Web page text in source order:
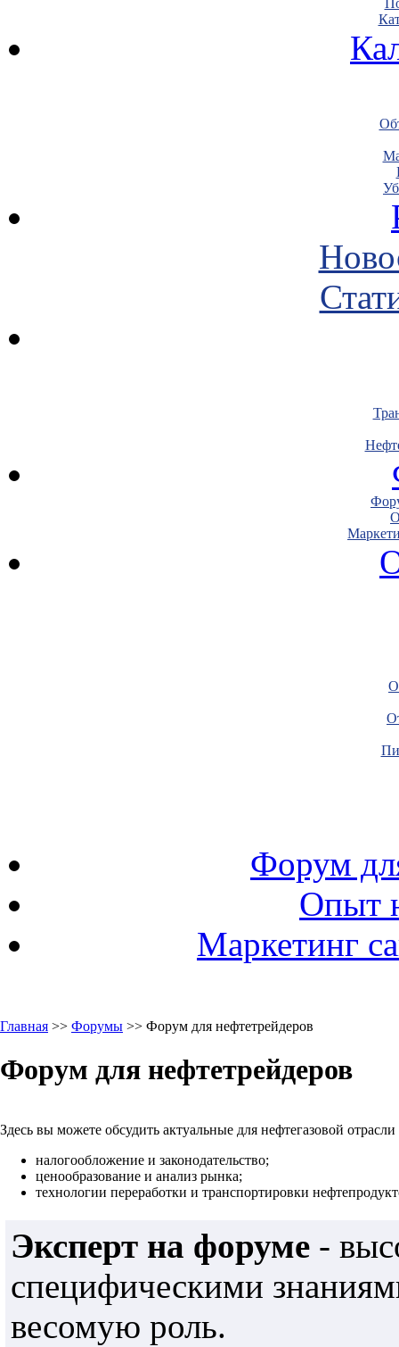
Форум
Опыт
Маркетинг
Главная >> Форумы >> Форум для нефтетрейдеров
Форум для нефтетрейдеров
Здесь вы можете обсудить актуальные для нефтегазовой
налогообложение и законодательство;
ценообразование и анализ рынка;
технологии переработки и транспортировки
Эксперт на форуме -
специфическими
весомую роль.